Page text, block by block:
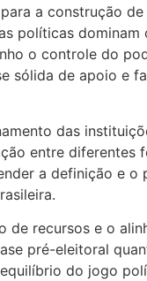
a construção de
políticas dominam
o controle do
sólida de apoio e
das
entre diferentes
a definição e o
de recursos e o
pré-eleitoral
do jogo